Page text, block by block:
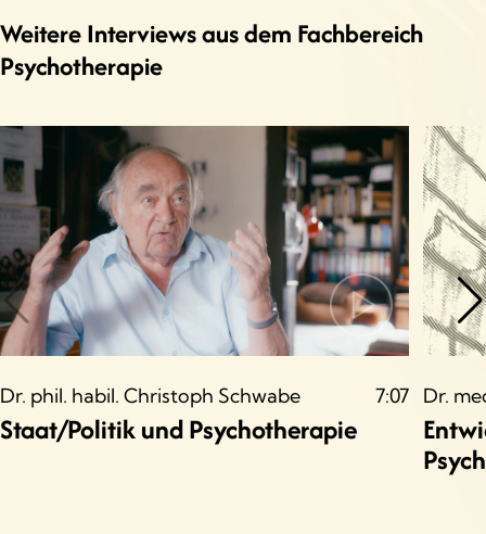
Weitere Interviews aus dem Fachbereich
Psychotherapie
Dr. phil. habil. Christoph Schwabe 7:07
Staat/Politik und Psychotherapie
Dr.